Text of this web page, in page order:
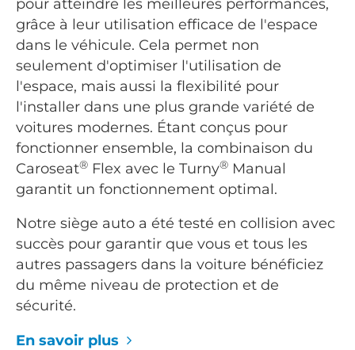
pour atteindre les meilleures performances,
grâce à leur utilisation efficace de l'espace
dans le véhicule. Cela permet non
seulement d'optimiser l'utilisation de
l'espace, mais aussi la flexibilité pour
l'installer dans une plus grande variété de
voitures modernes. Étant conçus pour
fonctionner ensemble, la combinaison du
Caroseat® Flex avec le Turny® Manual
garantit un fonctionnement optimal.
Notre siège auto a été testé en collision avec
succès pour garantir que vous et tous les
autres passagers dans la voiture bénéficiez
du même niveau de protection et de
sécurité.
En savoir plus